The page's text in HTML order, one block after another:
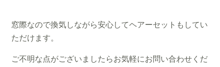
窓際なので換気しながら安心してヘアーセットもしてい
ただけます。
ご不明な点がございましたらお気軽にお問い合わせくだ